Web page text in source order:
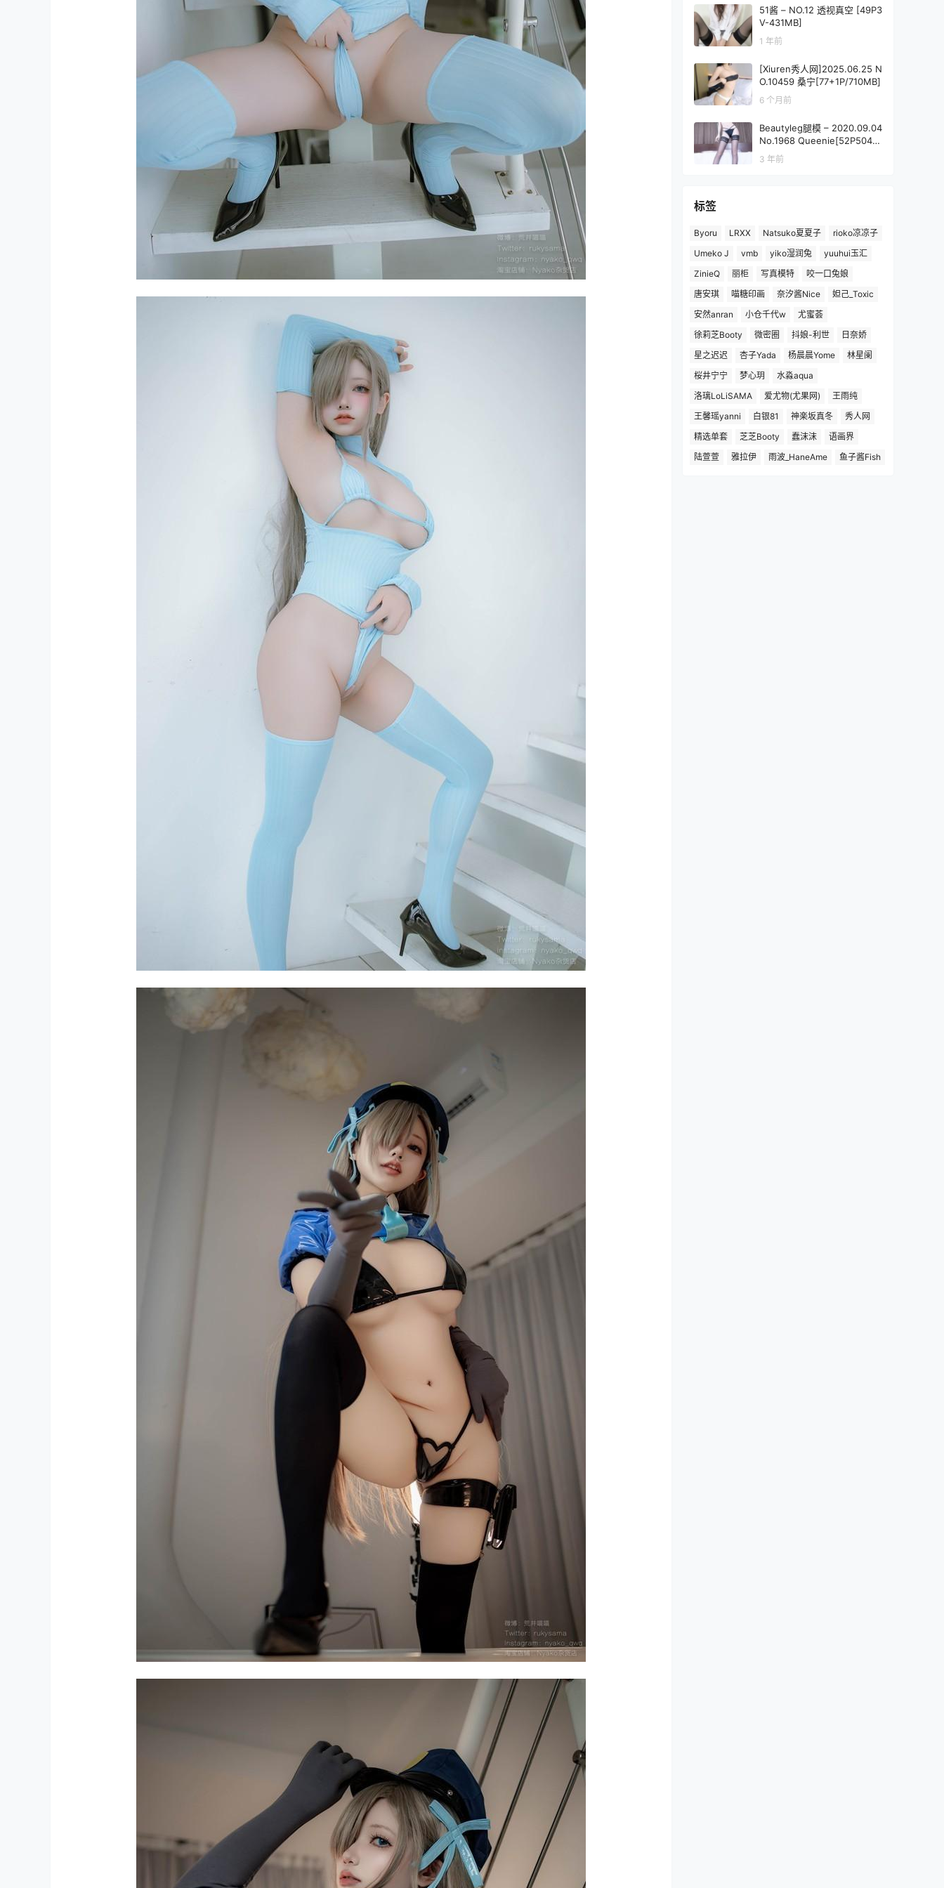
51酱 – NO.12 透视真空 [49P3
V-431MB]
1 年前
[Xiuren秀人网]2025.06.25 N
O.10459 桑宁[77+1P/710MB]
6 个月前
Beautyleg腿模 – 2020.09.04
No.1968 Queenie[52P504
M]
3 年前
标签
Byoru LRXX Natsuko夏夏子
rioko凉凉子
Umeko J
vmb yiko湿润兔
yuuhui玉汇
ZinieQ
丽柜 写真模特
咬一口兔娘
唐安琪
喵糖印画 奈汐酱Nice
妲己_Toxic
安然anran
小仓千代w
尤蜜荟
徐莉芝Booty
微密圈 抖娘-利世
日奈娇
星之迟迟
杏子Yada 杨晨晨Yome
林星阑
桜井宁宁
梦心玥
水淼aqua
洛璃LoLiSAMA
爱尤物(尤果网)
王雨纯
王馨瑶yanni
白银81 神楽坂真冬
秀人网
精选单套
芝芝Booty 蠢沫沫
语画界
陆萱萱
雅拉伊 雨波_HaneAme 鱼子酱Fish